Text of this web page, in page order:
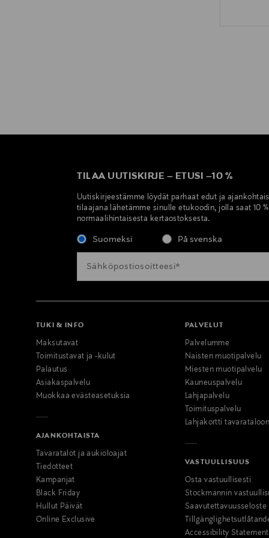
TILAA UUTISKIRJE – ETUSI –10 %
Uutiskirjeestämme löydät parhaat edut ja
tilaajana lähetämme sinulle etukoodin, jolla saat 10
normaalihintaisesta kertaostoksesta.
Suomeksi På svenska
TUKI & INFO
Maksutavat
Toimitustavat ja -kulut
Palautus
Asiakaspalvelu
Muokkaa evästeasetuksia
AJANKOHTAISTA
Tavaratalot ja aukioloajat
Tiedotteet
Kampanjat
Black Friday
Hullut Päivät
Online Exclusive
PALVELUT
Palvelumme
Naisten muotipalvelu
Miesten muotipalvelu
Kauneuspalvelu
Lahjapalvelu
Toimituspalvelu
Lahjakortti tavarataloon
VASTUULLISUUS
Osta vastuullisesti
Stockmannin
Saavutettavuusseloste
Accessibility Statement